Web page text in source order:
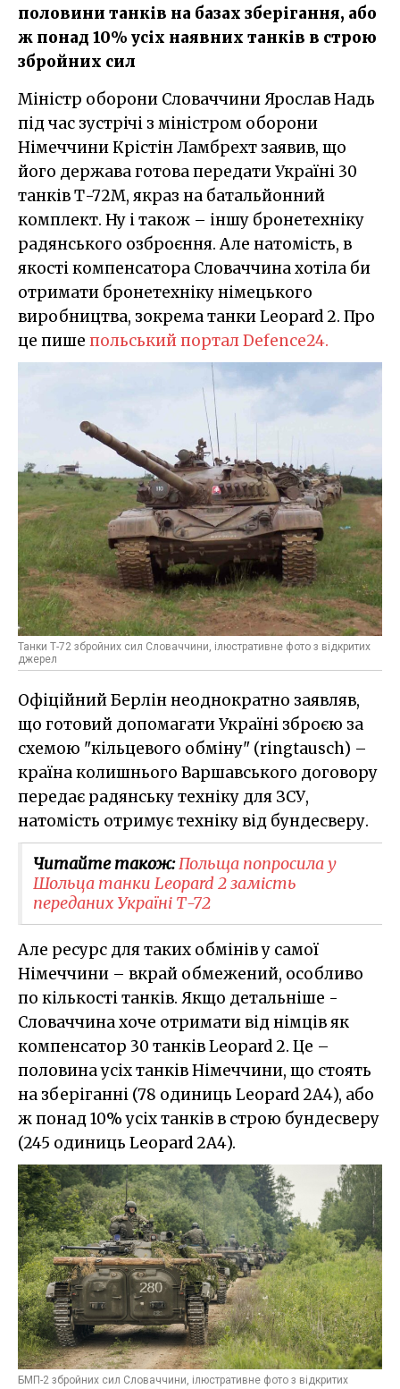
половини танків на базах зберігання, або
ж понад 10% усіх наявних танків в строю
збройних сил
Міністр оборони Словаччини Ярослав Надь
під час зустрічі з міністром оборони
Німеччини Крістін Ламбрехт заявив, що
його держава готова передати Україні 30
танків Т-72М, якраз на батальйонний
комплект. Ну і також – іншу бронетехніку
радянського озброєння. Але натомість, в
якості компенсатора Словаччина хотіла би
отримати бронетехніку німецького
виробництва, зокрема танки Leopard 2. Про
це пише польський портал Defence24.
Танки Т-72 збройних сил Словаччини, ілюстративне фото з відкритих
джерел
Офіційний Берлін неоднократно заявляв,
що готовий допомагати Україні зброєю за
схемою "кільцевого обміну" (ringtausch) –
країна колишнього Варшавського договору
передає радянську техніку для ЗСУ,
натомість отримує техніку від бундесверу.
Читайте також:Польща попросила у
Шольца танки Leopard 2 замість
переданих Україні Т-72
Але ресурс для таких обмінів у самої
Німеччини – вкрай обмежений, особливо
по кількості танків. Якщо детальніше -
Словаччина хоче отримати від німців як
компенсатор 30 танків Leopard 2. Це –
половина усіх танків Німеччини, що стоять
на зберіганні (78 одиниць Leopard 2A4), або
ж понад 10% усіх танків в строю бундесверу
(245 одиниць Leopard 2A4).
БМП-2 збройних сил Словаччини, ілюстративне фото з відкритих